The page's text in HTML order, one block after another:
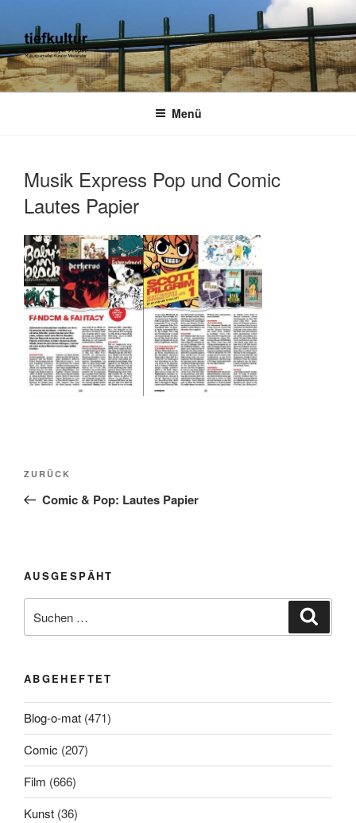
springen
TIEFKULTUR
kulturjournalist kurator moderator
Menü
Musik Express Pop und Comic
Lautes Papier
Beitragsnavigation
Vorheriger
Beitrag
ZURÜCK
Comic & Pop: Lautes Papier
AUSGESPÄHT
nach:
ABGEHEFTET
Blog-o-mat (471)
Comic (207)
Film (666)
Kunst (36)